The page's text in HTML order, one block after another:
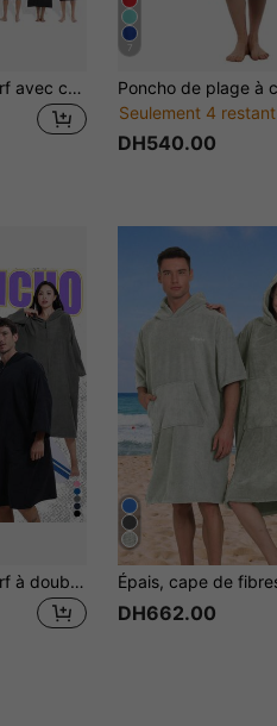
1 pièce Poncho de surf avec capuche, serviette de plage portable, serviette de changement de combinaison en microfibre à séchage rapide avec poche pour le surf hommes femmes
7
Seulement 4 restant
DH540.00
1 pièce Poncho de surf à double zip, serviette à capuche surdimensionnée, robe de changement de combinaison avec deux poches latérales et manches en microfibre éponge. Vêtement de bain pour la maison, la plage, la piscine
DH662.00